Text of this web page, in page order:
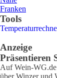
Franken
Tools
Anzeige
Präsentieren
Auf Wein-WG.de